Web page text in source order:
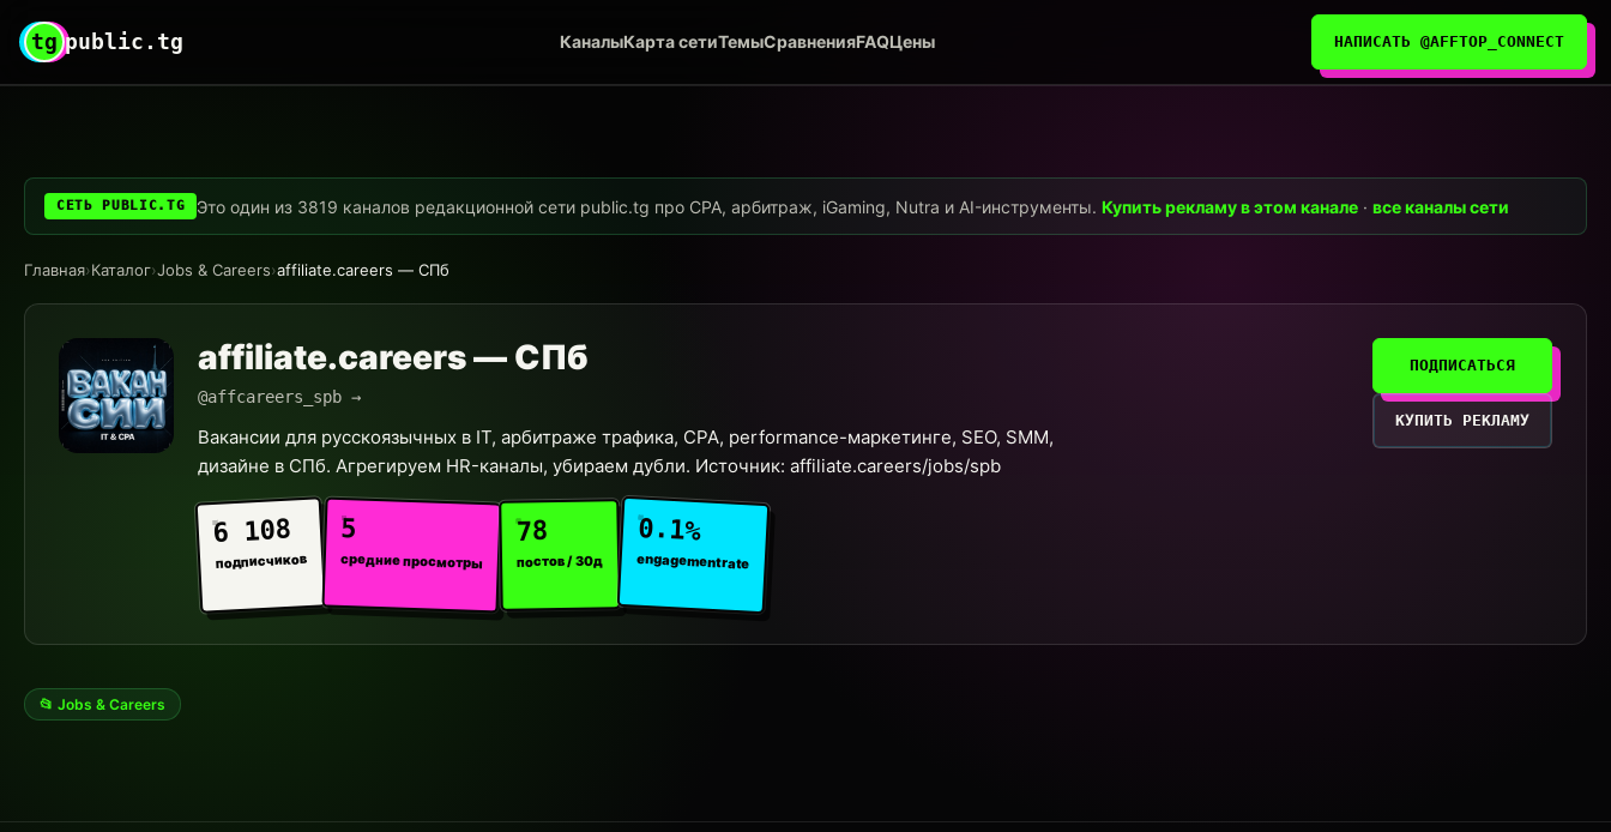
tg public.tg КаналыКарта сетиТемыСравненияFAQЦены НАПИСАТЬ @AFFTOP_CONNECT
СЕТЬ PUBLIC.TG Это один из 3819 каналов редакционной сети public.tg про CPA, арбитраж, iGaming, Nutra и AI-инструменты.Купить рекламу в этом канале ·все каналы сети
Главная›Каталог›Jobs & Careers›affiliate.careers — СПб
affiliate.careers — СПб
@affcareers_spb →
Вакансии для русскоязычных в IT, арбитраже трафика, CPA, performance-маркетинге, SEO, SMM,
дизайне в СПб. Агрегируем HR-каналы, убираем дубли. Источник: affiliate.careers/jobs/spb
6 108
подписчиков
5
средние просмотры
78
постов / 30д
0.1%
engagement rate
ПОДПИСАТЬСЯ
КУПИТЬ РЕКЛАМУ
📂 Jobs & Careers